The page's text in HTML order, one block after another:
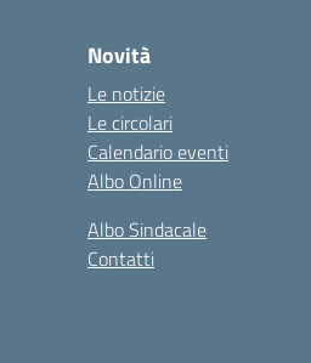
Novità
Le notizie
Le circolari
Calendario eventi
Albo Online
Albo Sindacale
Contatti